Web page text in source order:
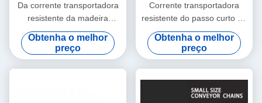
Da corrente transportadora
resistente da madeira
serrada de P80 P80F3
corrente superior afiada do
rolo
Obtenha o melhor
preço
Corrente transportadora
resistente do passo curto do
aço carbono com rolo
superior
Obtenha o melhor
preço